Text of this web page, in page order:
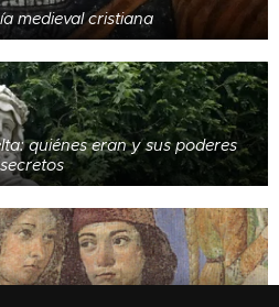
medieval cristiana
quiénes eran y sus poderes
secretos